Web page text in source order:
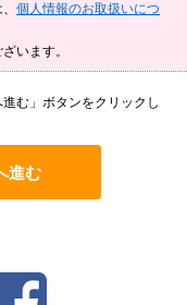
個人情報のお取扱いにつ
います。
む」ボタンをクリックし